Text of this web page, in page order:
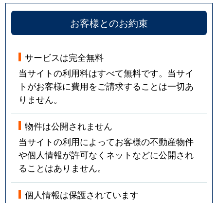
お客様とのお約束
サービスは完全無料
当サイトの利用料はすべて無料です。当サイ
トがお客様に費用をご請求することは一切あ
りません。
物件は公開されません
当サイトの利用によってお客様の不動産物件
や個人情報が許可なくネットなどに公開され
ることはありません。
個人情報は保護されています